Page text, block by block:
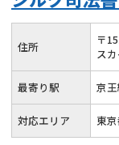
住所 〒
ス
最寄り駅 京王
対応エリア 東